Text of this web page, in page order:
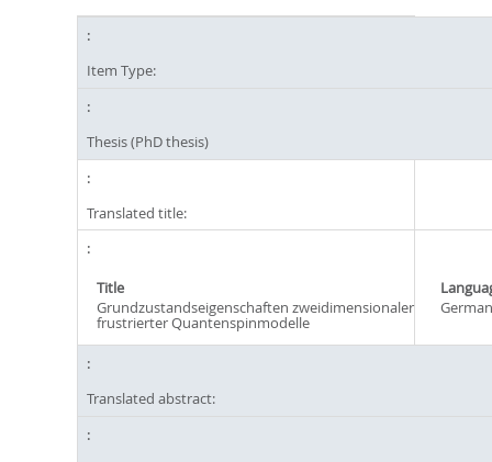
Item Type:
Thesis (PhD thesis)
Translated title:
Title
Grundzustandseigenschaften zweidimensionaler
frustrierter Quantenspinmodelle
German
Translated abstract: